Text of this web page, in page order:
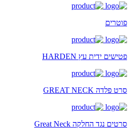
פוטרים
פטישים ידית עץ HARDEN
סרט פלדה GREAT NECK
סרטים נגד החלקה Great Neck